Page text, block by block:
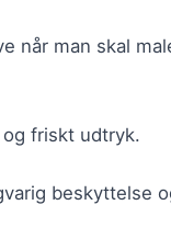
når man skal
friskt udtryk.
beskyttelse